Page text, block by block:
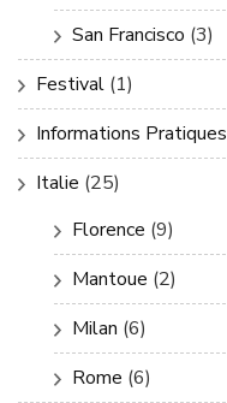
San Francisco (3)
Festival (1)
Informations Pratiques
Italie (25)
Florence (9)
Mantoue (2)
Milan (6)
Rome (6)